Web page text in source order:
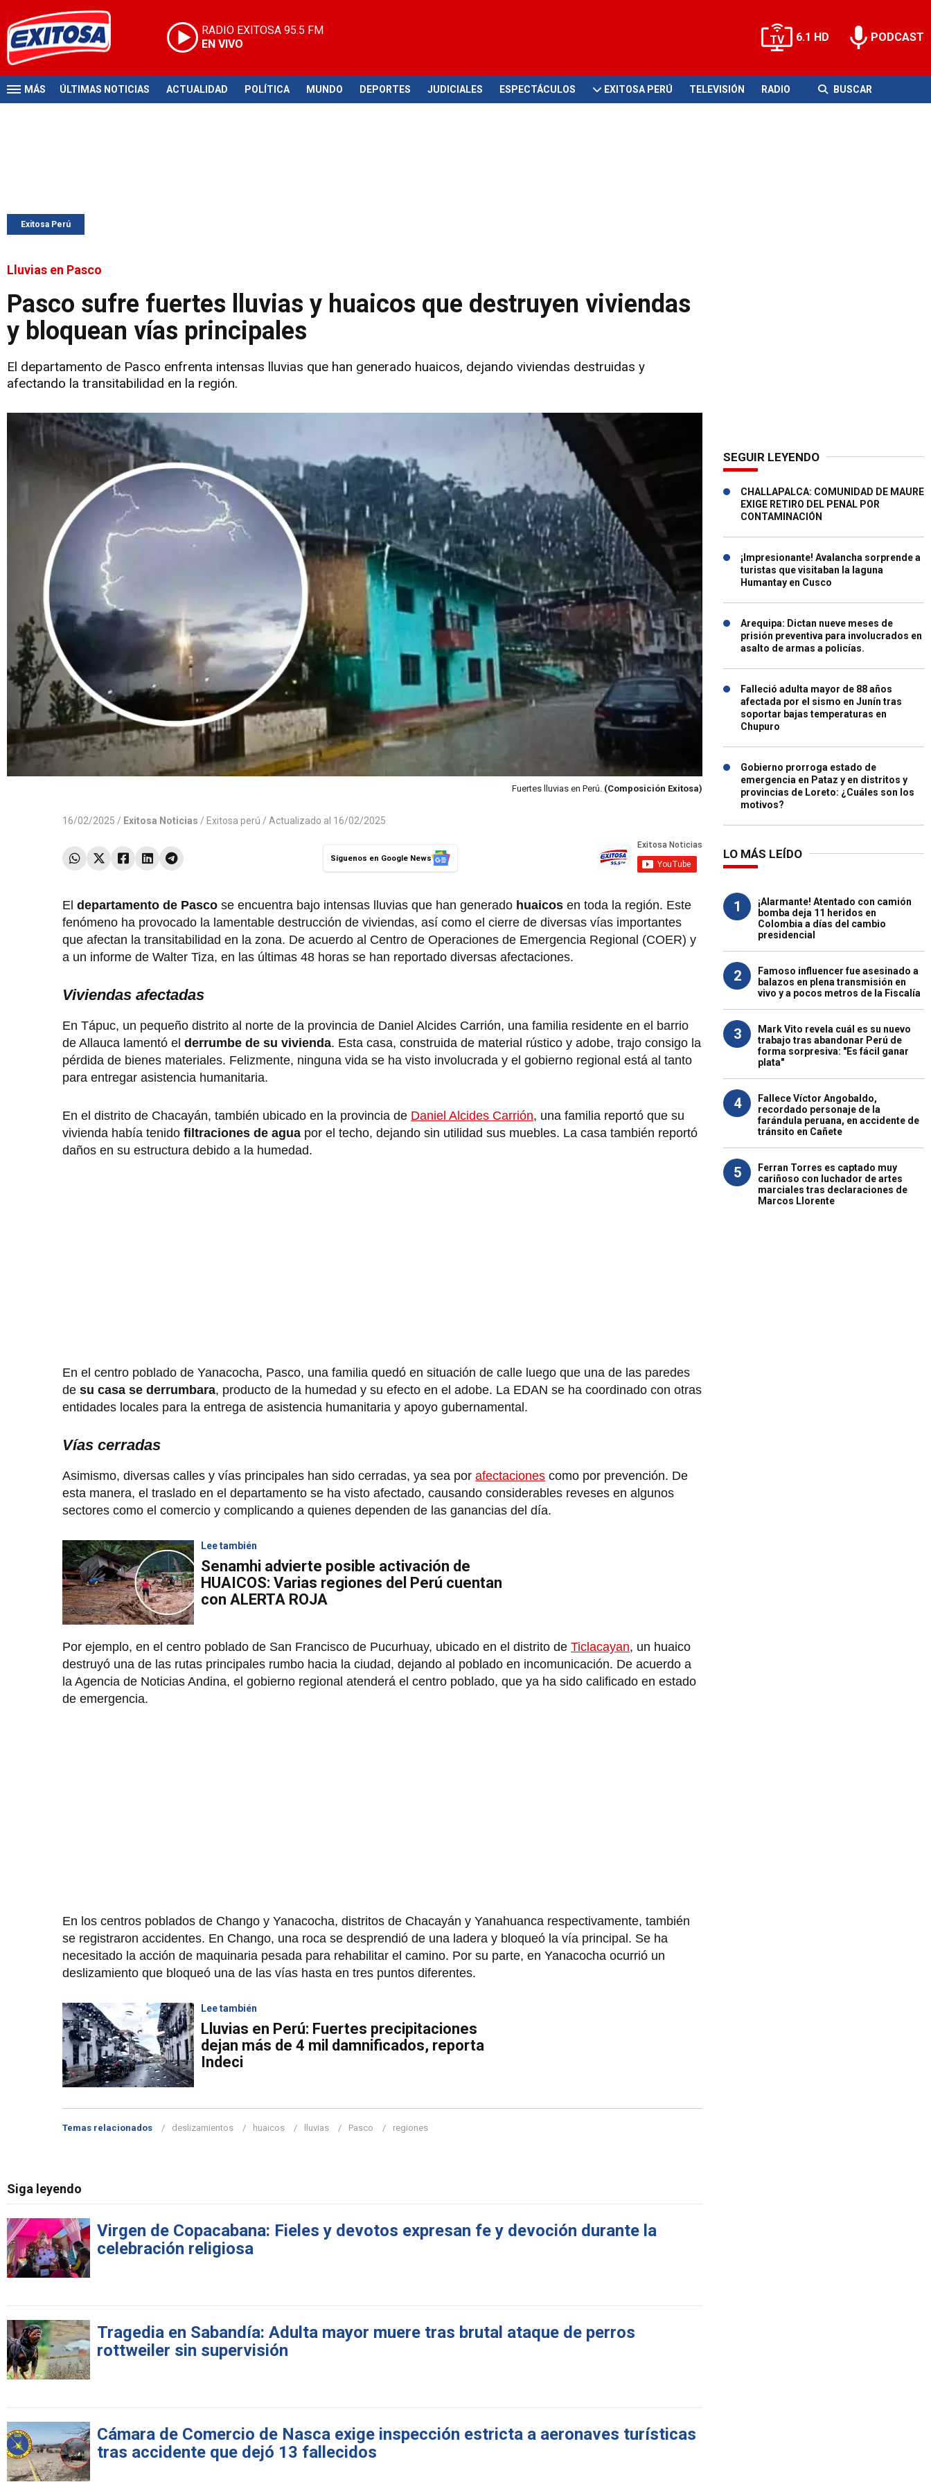
RADIO EXITOSA 95.5 FM
EN VIVO
6.1 HD PODCAST
MÁS ÚLTIMAS NOTICIAS ACTUALIDAD POLÍTICA MUNDO DEPORTES JUDICIALES ESPECTÁCULOS EXITOSA PERÚ TELEVISIÓN RADIO BUSCAR
Exitosa Perú
Lluvias en Pasco
Pasco sufre fuertes lluvias y huaicos que destruyen viviendas
y bloquean vías principales
El departamento de Pasco enfrenta intensas lluvias que han generado huaicos, dejando viviendas destruidas y
afectando la transitabilidad en la región.
Fuertes lluvias en Perú. (Composición Exitosa)
16/02/2025 / Exitosa Noticias / Exitosa perú / Actualizado al 16/02/2025
Síguenos en Google News
El departamento de Pasco se encuentra bajo intensas lluvias que han generado huaicos en toda la región. Este
fenómeno ha provocado la lamentable destrucción de viviendas, así como el cierre de diversas vías importantes
que afectan la transitabilidad en la zona. De acuerdo al Centro de Operaciones de Emergencia Regional (COER) y
a un informe de Walter Tiza, en las últimas 48 horas se han reportado diversas afectaciones.
Viviendas afectadas
En Tápuc, un pequeño distrito al norte de la provincia de Daniel Alcides Carrión, una familia residente en el barrio
de Allauca lamentó el derrumbe de su vivienda. Esta casa, construida de material rústico y adobe, trajo consigo la
pérdida de bienes materiales. Felizmente, ninguna vida se ha visto involucrada y el gobierno regional está al tanto
para entregar asistencia humanitaria.
En el distrito de Chacayán, también ubicado en la provincia de Daniel Alcides Carrión, una familia reportó que su
vivienda había tenido filtraciones de agua por el techo, dejando sin utilidad sus muebles. La casa también reportó
daños en su estructura debido a la humedad.
En el centro poblado de Yanacocha, Pasco, una familia quedó en situación de calle luego que una de las paredes
de su casa se derrumbara, producto de la humedad y su efecto en el adobe. La EDAN se ha coordinado con otras
entidades locales para la entrega de asistencia humanitaria y apoyo gubernamental.
Vías cerradas
Asimismo, diversas calles y vías principales han sido cerradas, ya sea por afectaciones como por prevención. De
esta manera, el traslado en el departamento se ha visto afectado, causando considerables reveses en algunos
sectores como el comercio y complicando a quienes dependen de las ganancias del día.
Lee también
Senamhi advierte posible activación de
HUAICOS: Varias regiones del Perú cuentan
con ALERTA ROJA
Por ejemplo, en el centro poblado de San Francisco de Pucurhuay, ubicado en el distrito de Ticlacayan, un huaico
destruyó una de las rutas principales rumbo hacia la ciudad, dejando al poblado en incomunicación. De acuerdo a
la Agencia de Noticias Andina, el gobierno regional atenderá el centro poblado, que ya ha sido calificado en estado
de emergencia.
En los centros poblados de Chango y Yanacocha, distritos de Chacayán y Yanahuanca respectivamente, también
se registraron accidentes. En Chango, una roca se desprendió de una ladera y bloqueó la vía principal. Se ha
necesitado la acción de maquinaria pesada para rehabilitar el camino. Por su parte, en Yanacocha ocurrió un
deslizamiento que bloqueó una de las vías hasta en tres puntos diferentes.
Lee también
Lluvias en Perú: Fuertes precipitaciones
dejan más de 4 mil damnificados, reporta
Indeci
Temas relacionados deslizamientos huaicos lluvias Pasco regiones
Siga leyendo
Virgen de Copacabana: Fieles y devotos expresan fe y devoción durante la
celebración religiosa
Tragedia en Sabandía: Adulta mayor muere tras brutal ataque de perros
rottweiler sin supervisión
Cámara de Comercio de Nasca exige inspección estricta a aeronaves turísticas
tras accidente que dejó 13 fallecidos
SEGUIR LEYENDO
CHALLAPALCA: COMUNIDAD DE MAURE
EXIGE RETIRO DEL PENAL POR
CONTAMINACIÓN
¡Impresionante! Avalancha sorprende a
turistas que visitaban la laguna
Humantay en Cusco
Arequipa: Dictan nueve meses de
prisión preventiva para involucrados en
asalto de armas a policías.
Falleció adulta mayor de 88 años
afectada por el sismo en Junín tras
soportar bajas temperaturas en
Chupuro
Gobierno prorroga estado de
emergencia en Pataz y en distritos y
provincias de Loreto: ¿Cuáles son los
motivos?
LO MÁS LEÍDO
1
¡Alarmante! Atentado con camión
bomba deja 11 heridos en
Colombia a días del cambio
presidencial
2
Famoso influencer fue asesinado a
balazos en plena transmisión en
vivo y a pocos metros de la Fiscalía
3
Mark Vito revela cuál es su nuevo
trabajo tras abandonar Perú de
forma sorpresiva: "Es fácil ganar
plata"
4
Fallece Víctor Angobaldo,
recordado personaje de la
farándula peruana, en accidente de
tránsito en Cañete
5
Ferran Torres es captado muy
cariñoso con luchador de artes
marciales tras declaraciones de
Marcos Llorente